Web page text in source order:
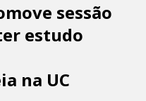
sessão
estudo
na UC